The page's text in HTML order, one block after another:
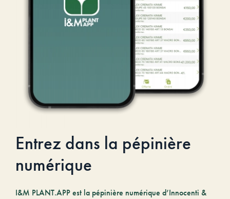
Entrez dans la pépinière
numérique
I&M PLANT.APP est la pépinière numérique d’Innocenti &